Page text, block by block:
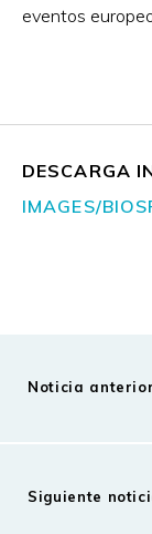
eventos
DESCARGA
IMAGES/
Noticia anterior
Siguiente